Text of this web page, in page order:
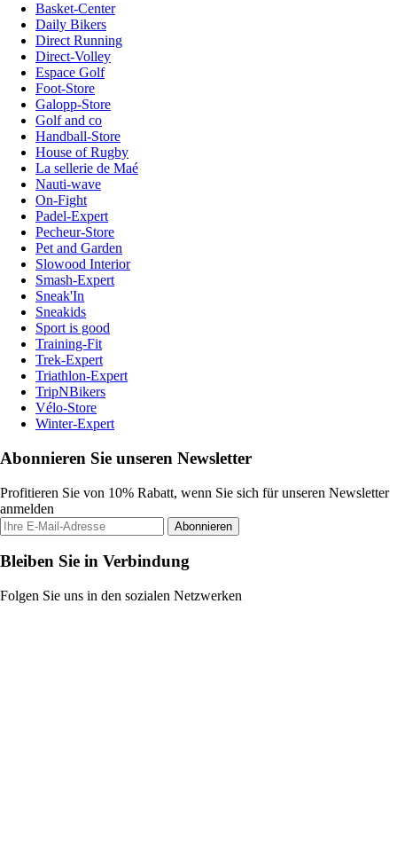
Basket-Center
Daily Bikers
Direct Running
Direct-Volley
Espace Golf
Foot-Store
Galopp-Store
Golf and co
Handball-Store
House of Rugby
La sellerie de Maé
Nauti-wave
On-Fight
Padel-Expert
Pecheur-Store
Pet and Garden
Slowood Interior
Smash-Expert
Sneak'In
Sneakids
Sport is good
Training-Fit
Trek-Expert
Triathlon-Expert
TripNBikers
Vélo-Store
Winter-Expert
Abonnieren Sie unseren Newsletter
Profitieren Sie von 10% Rabatt, wenn Sie sich für unseren Newsletter
anmelden
Abonnieren
Bleiben Sie in Verbindung
Folgen Sie uns in den sozialen Netzwerken